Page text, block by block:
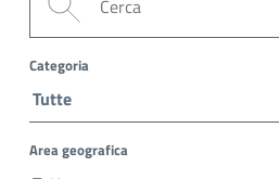
Categoria
Area geografica